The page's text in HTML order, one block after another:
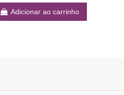
Adicionar ao carrinho